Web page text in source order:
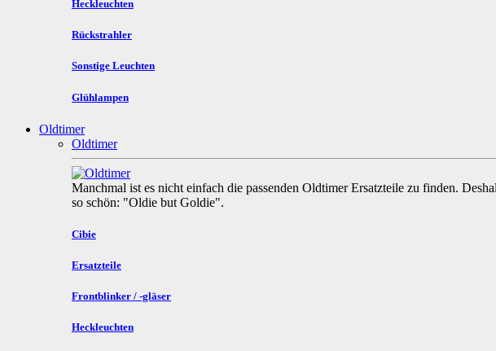
Heckleuchten
Rückstrahler
Sonstige Leuchten
Glühlampen
Oldtimer
Oldtimer
Manchmal ist es nicht einfach die passenden Oldtimer Ersatzteile zu finden.
so schön: "Oldie but Goldie".
Cibie
Ersatzteile
Frontblinker / -gläser
Heckleuchten